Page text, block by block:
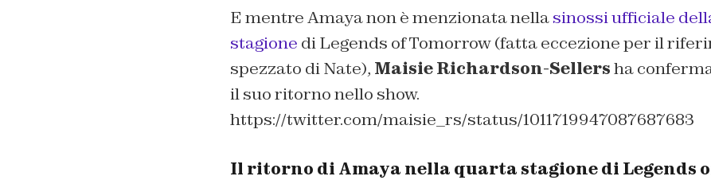
E mentre Amaya non è menzionata nellasinossi ufficiale
stagione di Legends of Tomorrow (fatta eccezione per il
spezzato di Nate), Maisie Richardson-Sellersha
il suo ritorno nello show.
https://twitter.com/maisie_rs/status/1011719947087687683
Il ritorno di Amaya nella quarta stagione di Legends